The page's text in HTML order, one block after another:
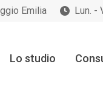
Emilia Lun. -
Lo studio